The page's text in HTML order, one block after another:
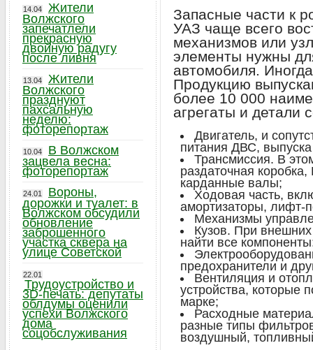
Запасные части к
УАЗ чаще всего
механизмов или
элементы нужны
автомобиля.
Продукцию
более 10 000
агрегаты и детали
Двигатель, и
питания ДВС,
Трансмиссия. В
раздаточная
карданные валы;
Ходовая часть,
амортизаторы, лифт-
Механизмы
Кузов. При
найти все
предохранители и
Вентиляция и
устройства, которые
марке;
Расходные
разные типы
воздушный,
14.04
Жители
Волжского
запечатлели
прекрасную
двойную радугу
после ливня
13.04
Жители
Волжского
празднуют
пахсальную
неделю:
фоторепортаж
10.04
В Волжском
зацвела весна:
фоторепортаж
24.01
Вороны,
дорожки и туалет: в
Волжском обсудили
обновление
заброшенного
участка сквера на
улице Советской
22.01
Трудоустройство и
3D-печать: депутаты
облдумы оценили
успехи Волжского
дома
соцобслуживания